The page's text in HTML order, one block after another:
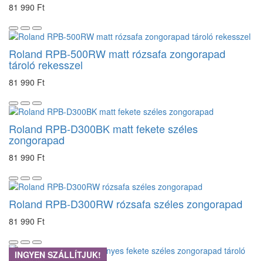
81 990 Ft
Roland RPB-500RW matt rózsafa zongorapad
tároló rekesszel
81 990 Ft
Roland RPB-D300BK matt fekete széles
zongorapad
81 990 Ft
Roland RPB-D300RW rózsafa széles zongorapad
81 990 Ft
INGYEN SZÁLLÍTJUK!